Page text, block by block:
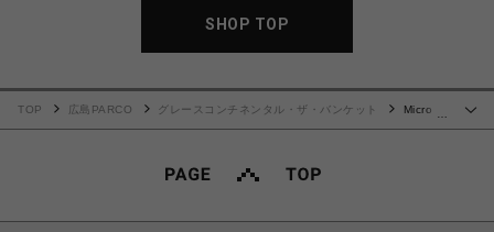
SHOP TOP
TOP 広島PARCO グレースコンチネンタル・ザ・バンケット
Micro